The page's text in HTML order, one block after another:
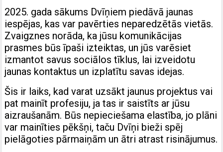
2025. gada sākums Dvīņiem piedāvā jaunas
iespējas, kas var pavērties neparedzētās vietās.
Zvaigznes norāda, ka jūsu komunikācijas
prasmes būs īpaši izteiktas, un jūs varēsiet
izmantot savus sociālos tīklus, lai izveidotu
jaunas kontaktus un izplatītu savas idejas.
Šis ir laiks, kad varat uzsākt jaunus projektus vai
pat mainīt profesiju, ja tas ir saistīts ar jūsu
aizraušanām. Būs nepieciešama elastība, jo plāni
var mainīties pēkšņi, taču Dvīņi bieži spēj
pielāgoties pārmaiņām un ātri atrast risinājumus.